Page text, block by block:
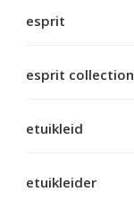
esprit
esprit collection
etuikleid
etuikleider